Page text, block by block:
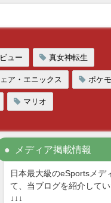
ュー 真女神転生
ア・エニックス ポケ
マリオ
メディア掲載情報
日本最大級のeSportsメデ
て、当ブログを紹介してい
↓↓↓